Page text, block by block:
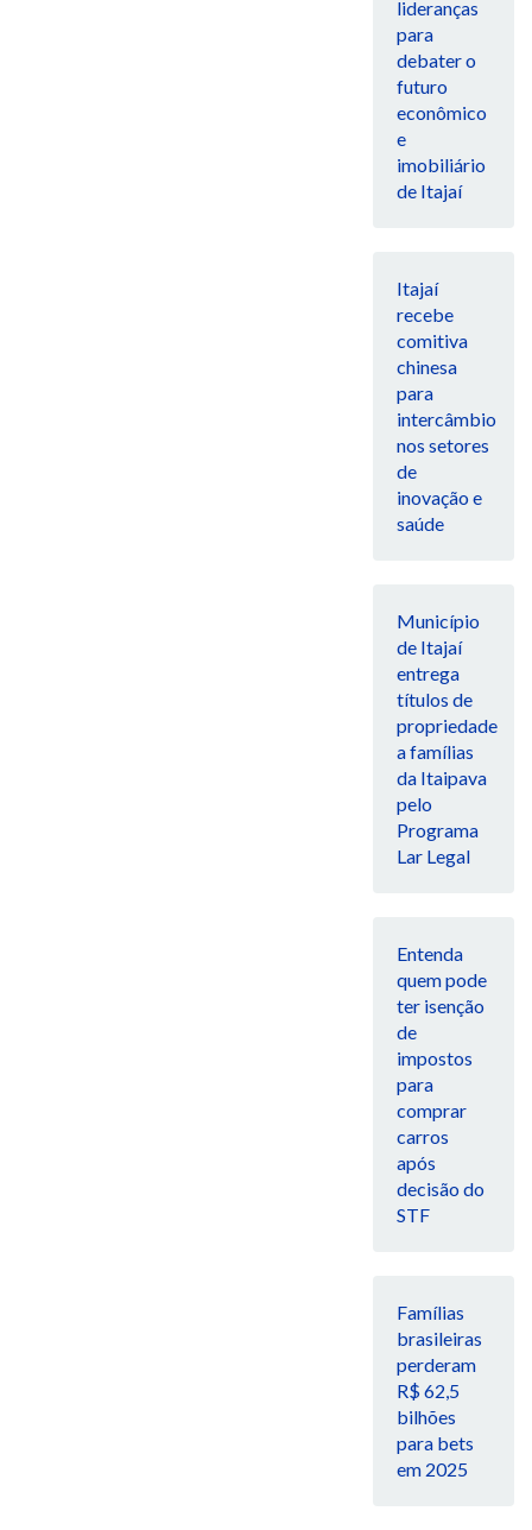
lideranças
para
debater o
futuro
econômico
e
imobiliário
de Itajaí
Itajaí
recebe
comitiva
chinesa
para
intercâmbio
nos setores
de
inovação e
saúde
Município
de Itajaí
entrega
títulos de
propriedade
a famílias
da Itaipava
pelo
Programa
Lar Legal
Entenda
quem pode
ter isenção
de
impostos
para
comprar
carros
após
decisão do
STF
Famílias
brasileiras
perderam
R$ 62,5
bilhões
para bets
em 2025